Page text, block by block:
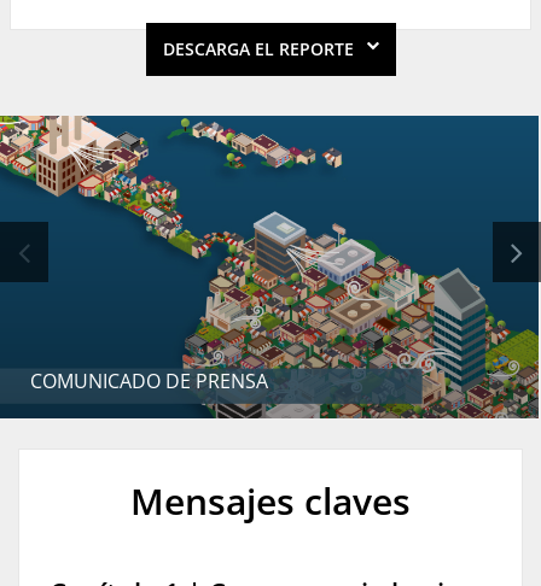
DESCARGA EL REPORTE
COMUNICADO DE PRENSA
Mensajes claves